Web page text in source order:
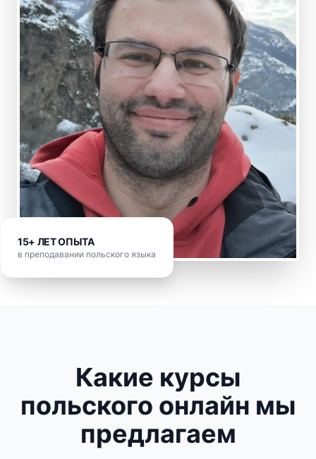
15+ ЛЕТ ОПЫТА
в преподавании польского языка
Какие курсы
польского онлайн мы
предлагаем